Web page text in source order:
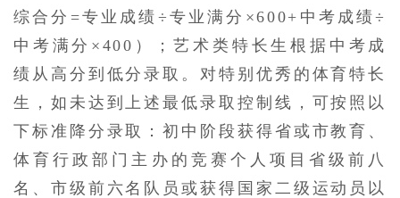
综合分=专业成绩÷专业满分×600+中考成绩÷
中考满分×400）；艺术类特长生根据中考成
绩从高分到低分录取。对特别优秀的体育特长
生，如未达到上述最低录取控制线，可按照以
下标准降分录取：初中阶段获得省或市教育、
体育行政部门主办的竞赛个人项目省级前八
名、市级前六名队员或获得国家二级运动员以